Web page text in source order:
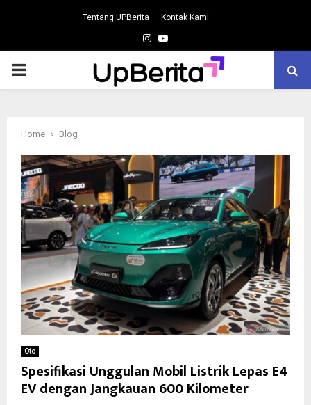
Tentang UPBerita Kontak Kami
Instagram
Youtube
PRIMARY
Home Blog
Oto
Spesifikasi Unggulan Mobil Listrik Lepas E4
EV dengan Jangkauan 600 Kilometer